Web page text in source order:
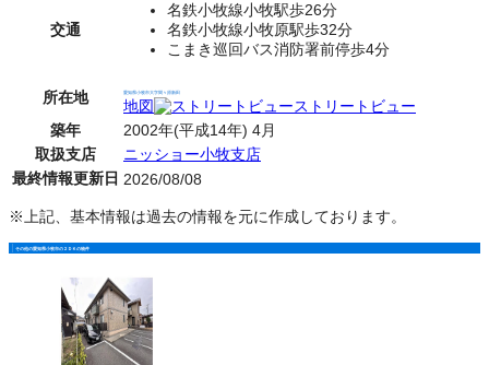
交通
名鉄小牧線小牧駅歩26分
名鉄小牧線小牧原駅歩32分
こまき巡回バス消防署前停歩4分
所在地 愛知県小牧市大字間々原新田
地図
ストリートビュー
築年
2002年(平成14年) 4月
取扱支店
ニッショー小牧支店
最終情報更新日 2026/08/08
※上記、基本情報は過去の情報を元に作成しております。
その他の愛知県小牧市の２ＤＫの物件